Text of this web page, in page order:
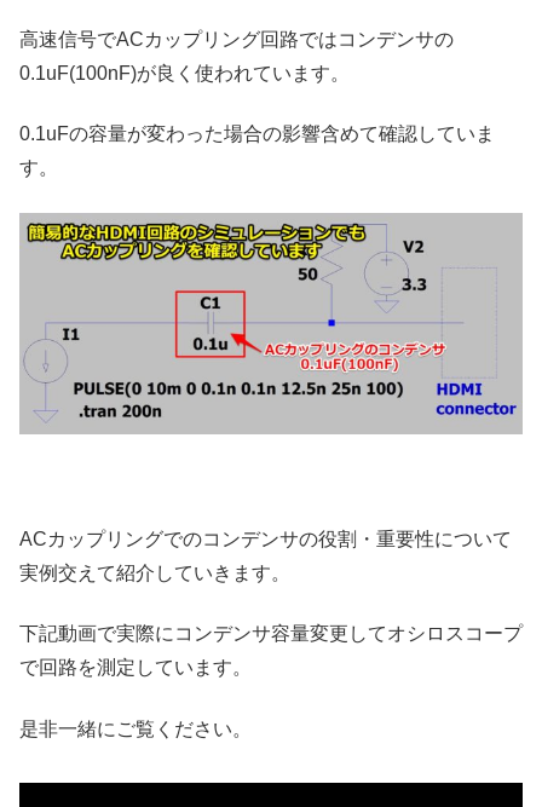
高速信号でACカップリング回路ではコンデンサの
0.1uF(100nF)が良く使われています。
0.1uFの容量が変わった場合の影響含めて確認していま
す。
ACカップリングでのコンデンサの役割・重要性について
実例交えて紹介していきます。
下記動画で実際にコンデンサ容量変更してオシロスコープ
で回路を測定しています。
是非一緒にご覧ください。